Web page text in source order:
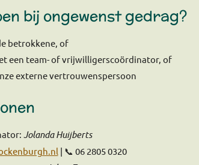
bij ongewenst gedrag?
betrokkene, of
een team- of vrijwilligerscoördinator, of
externe vertrouwenspersoon
Jolanda Huijberts
| 📞 06 2805 0320